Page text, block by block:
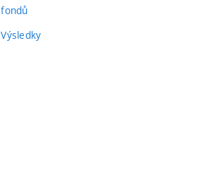
fondů
Výsledky